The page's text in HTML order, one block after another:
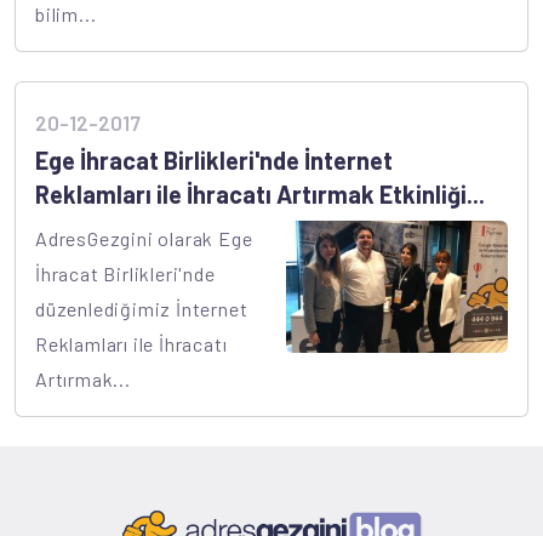
bilim...
20-12-2017
Ege İhracat Birlikleri'nde İnternet
Reklamları ile İhracatı Artırmak Etkinliği...
AdresGezgini olarak Ege
İhracat Birlikleri'nde
düzenlediğimiz İnternet
Reklamları ile İhracatı
Artırmak...